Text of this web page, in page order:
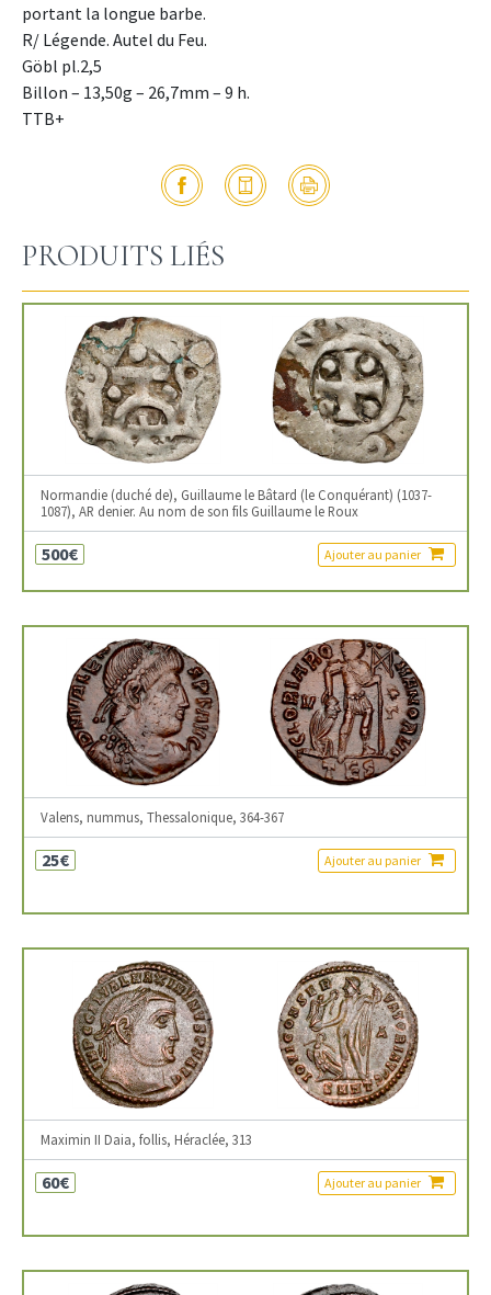
portant la longue barbe.
R/ Légende. Autel du Feu.
Göbl pl.2,5
Billon – 13,50g – 26,7mm – 9 h.
TTB+
PRODUITS LIÉS
Normandie (duché de), Guillaume le Bâtard (le Conquérant) (1037-
1087), AR denier. Au nom de son fils Guillaume le Roux
500€ Ajouter au panier
Valens, nummus, Thessalonique, 364-367
25€ Ajouter au panier
Maximin II Daia, follis, Héraclée, 313
60€ Ajouter au panier